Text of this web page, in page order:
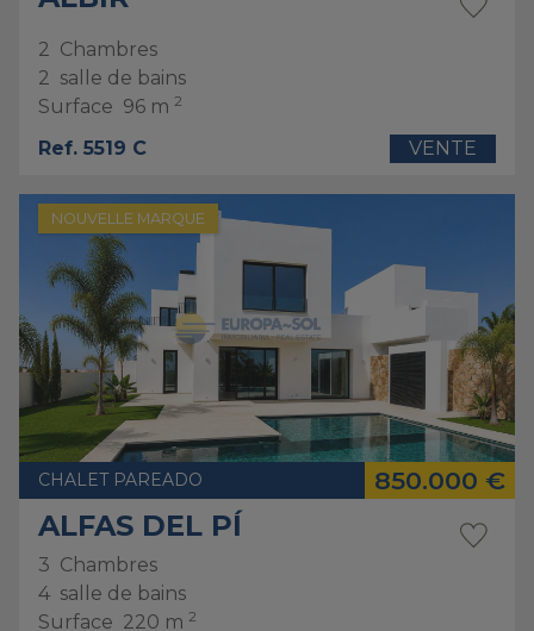
2 Chambres
2 salle de bains
Surface 96 m 2
Ref. 5519 C VENTE
NOUVELLE MARQUE
CHALET PAREADO 850.000 €
ALFAS DEL PÍ
3 Chambres
4 salle de bains
Surface 220 m 2